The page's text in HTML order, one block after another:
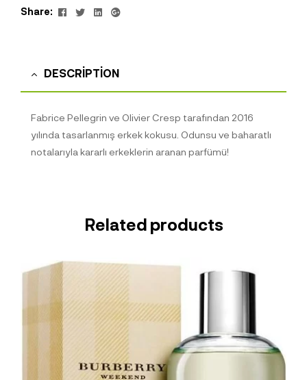
Share:
Facebook
TwitterLinkedin
Google+
DESCRIPTION
Fabrice Pellegrin ve Olivier Cresp tarafından 2016
yılında tasarlanmış erkek kokusu. Odunsu ve baharatlı
notalarıyla kararlı erkeklerin aranan parfümü!
Related products